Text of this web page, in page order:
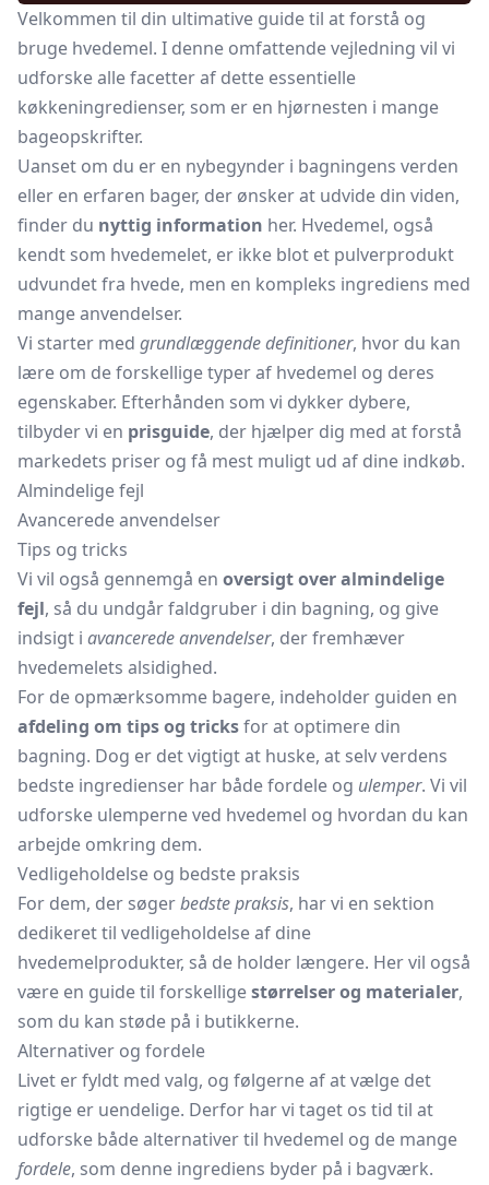
Velkommen til din ultimative guide til at forstå og
bruge hvedemel. I denne omfattende vejledning vil vi
udforske alle facetter af dette essentielle
køkkeningredienser, som er en hjørnesten i mange
bageopskrifter.
Uanset om du er en nybegynder i bagningens verden
eller en erfaren bager, der ønsker at udvide din viden,
finder du nyttig information her. Hvedemel, også
kendt som hvedemelet, er ikke blot et pulverprodukt
udvundet fra hvede, men en kompleks ingrediens med
mange anvendelser.
Vi starter med grundlæggende definitioner, hvor du kan
lære om de forskellige typer af hvedemel og deres
egenskaber. Efterhånden som vi dykker dybere,
tilbyder vi en prisguide, der hjælper dig med at forstå
markedets priser og få mest muligt ud af dine indkøb.
Almindelige fejl
Avancerede anvendelser
Tips og tricks
Vi vil også gennemgå en oversigt over almindelige
fejl, så du undgår faldgruber i din bagning, og give
indsigt i avancerede anvendelser, der fremhæver
hvedemelets alsidighed.
For de opmærksomme bagere, indeholder guiden en
afdeling om tips og tricksfor at optimere din
bagning. Dog er det vigtigt at huske, at selv verdens
bedste ingredienser har både fordele og ulemper. Vi vil
udforske ulemperne ved hvedemel og hvordan du kan
arbejde omkring dem.
Vedligeholdelse og bedste praksis
For dem, der søgerbedste praksis, har vi en sektion
dedikeret til vedligeholdelse af dine
hvedemelprodukter, så de holder længere. Her vil også
være en guide til forskelligestørrelser og materialer,
som du kan støde på i butikkerne.
Alternativer og fordele
Livet er fyldt med valg, og følgerne af at vælge det
rigtige er uendelige. Derfor har vi taget os tid til at
udforske både alternativer til hvedemel og de mange
fordele, som denne ingrediens byder på i bagværk.